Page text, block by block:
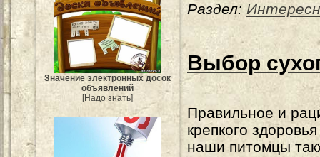
Значение электронных досок
объявлений
[Надо знать]
Раздел:
Выбор
Правильное и
крепкого
наши питомцы